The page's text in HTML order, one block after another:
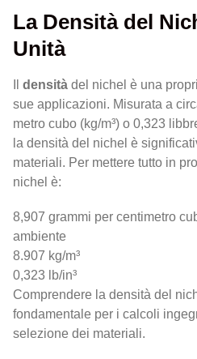
La Densità del
Unità
densità del nichel è una
sue applicazioni. Misurata a
metro cubo (kg/m³) o 0,323
la densità del nichel è
materiali. Per mettere tutto in
nichel è:
8,907 grammi per centimetro
ambiente
8.907 kg/m³
0,323 lb/in³
Comprendere la densità del
fondamentale per i calcoli
selezione dei materiali.